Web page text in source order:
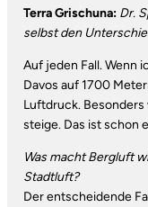
Terra Grischuna: Dr.
selbst den
Auf jeden Fall. Wenn
Davos auf 1700
Luftdruck. Besonders
steige. Das ist schon
Was macht Bergluft
Stadtluft?
Der entscheidende